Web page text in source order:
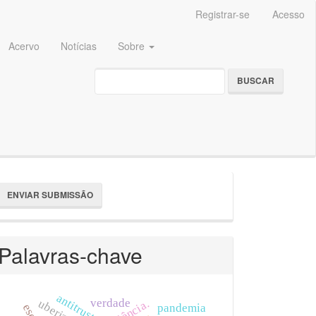
Registrar-se Acesso
Acervo Notícias Sobre
BUSCAR
ENVIAR SUBMISSÃO
Palavras-chave
pandemia
antitrusteverdade